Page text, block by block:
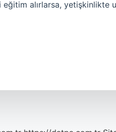
alırlarsa, yetişkinlikte